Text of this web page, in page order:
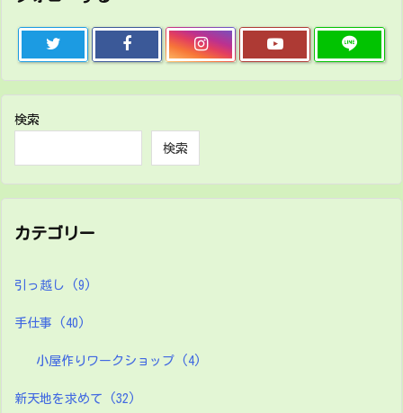
検索
検索
カテゴリー
引っ越し (9)
手仕事 (40)
小屋作りワークショップ (4)
新天地を求めて (32)